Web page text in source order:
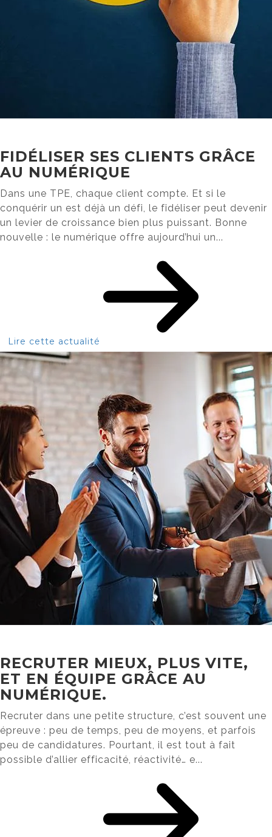
FIDÉLISER SES CLIENTS GRÂCE
AU NUMÉRIQUE
Dans une TPE, chaque client compte. Et si le
conquérir un est déjà un défi, le fidéliser peut devenir
un levier de croissance bien plus puissant. Bonne
nouvelle : le numérique offre aujourd’hui un...
Lire cette actualité
RECRUTER MIEUX, PLUS VITE,
ET EN ÉQUIPE GRÂCE AU
NUMÉRIQUE.
Recruter dans une petite structure, c’est souvent une
épreuve : peu de temps, peu de moyens, et parfois
peu de candidatures. Pourtant, il est tout à fait
possible d’allier efficacité, réactivité… e...